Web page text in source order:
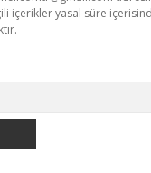
içerikler yasal süre